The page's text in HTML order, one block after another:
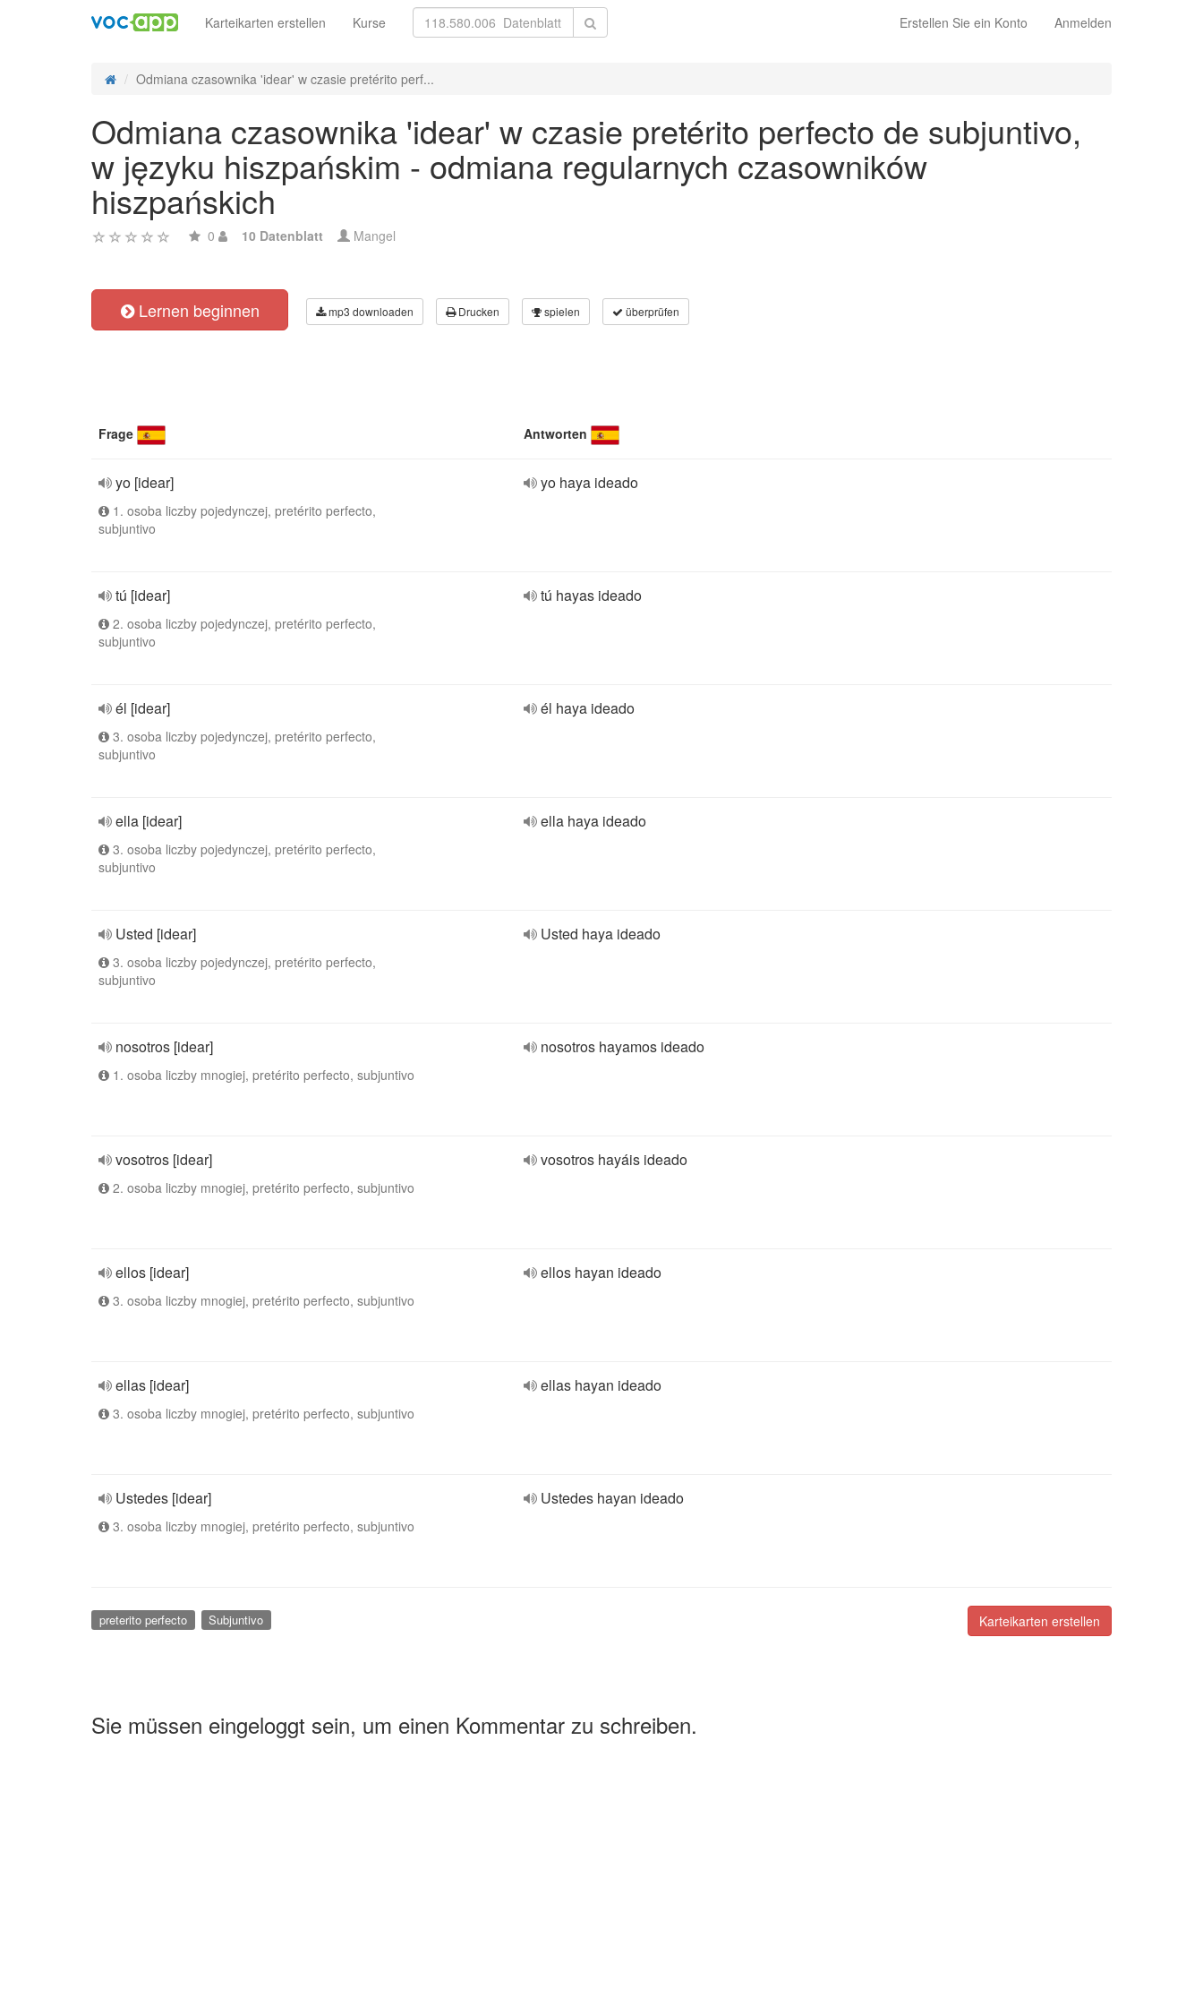
Erstellen Sie ein Konto Anmelden
Karteikarten erstellen Kurse
Odmiana czasownika 'idear' w czasie pretérito perf...
Odmiana czasownika 'idear' w czasie pretérito perfecto de subjuntivo,
w języku hiszpańskim - odmiana regularnych czasowników
hiszpańskich
0 10 Datenblatt Mangel
Lernen beginnen mp3 downloaden Drucken spielen überprüfen
Frage Antworten
yo [idear]
1. osoba liczby pojedynczej, pretérito perfecto,
subjuntivo
yo haya ideado
tú [idear]
2. osoba liczby pojedynczej, pretérito perfecto,
subjuntivo
tú hayas ideado
él [idear]
3. osoba liczby pojedynczej, pretérito perfecto,
subjuntivo
él haya ideado
ella [idear]
3. osoba liczby pojedynczej, pretérito perfecto,
subjuntivo
ella haya ideado
Usted [idear]
3. osoba liczby pojedynczej, pretérito perfecto,
subjuntivo
Usted haya ideado
nosotros [idear]
1. osoba liczby mnogiej, pretérito perfecto, subjuntivo
nosotros hayamos ideado
vosotros [idear]
2. osoba liczby mnogiej, pretérito perfecto, subjuntivo
vosotros hayáis ideado
ellos [idear]
3. osoba liczby mnogiej, pretérito perfecto, subjuntivo
ellos hayan ideado
ellas [idear]
3. osoba liczby mnogiej, pretérito perfecto, subjuntivo
ellas hayan ideado
Ustedes [idear]
3. osoba liczby mnogiej, pretérito perfecto, subjuntivo
Ustedes hayan ideado
Karteikarten erstellen
preterito perfecto Subjuntivo
Sie müssen eingeloggt sein, um einen Kommentar zu schreiben.